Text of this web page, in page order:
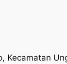
Kecamatan